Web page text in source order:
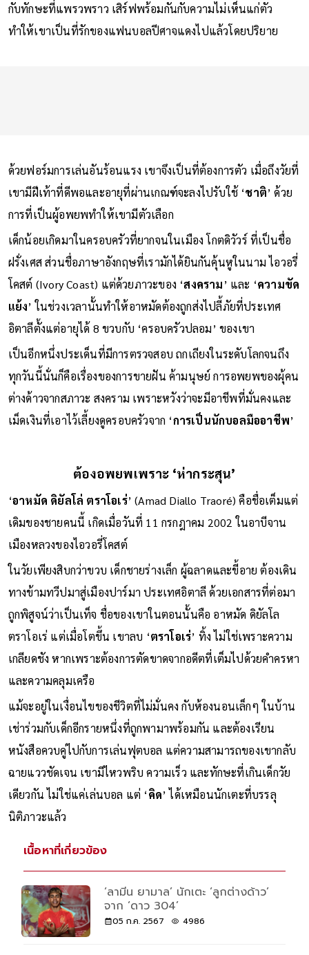
กับทักษะที่แพรวพราว เสิร์ฟพร้อมกันกับความไม่เห็นแก่ตัว
ทำให้เขาเป็นที่รักของแฟนบอลปีศาจแดงไปแล้วโดยปริยาย
ด้วยฟอร์มการเล่นอันร้อนแรง เขาจึงเป็นที่ต้องการตัว เมื่อถึงวัยที่
เขามีฝีเท้าที่ดีพอและอายุที่ผ่านเกณฑ์จะลงไปรับใช้ ‘ชาติ’ ด้วย
การที่เป็นผู้อพยพทำให้เขามีตัวเลือก
เด็กน้อยเกิดมาในครอบครัวที่ยากจนในเมือง โกตดิวัวร์ ที่เป็นชื่อ
ฝรั่งเศส ส่วนชื่อภาษาอังกฤษที่เรามักได้ยินกันคุ้นหูในนาม ไอวอรี่
โคสต์ (Ivory Coast) แต่ด้วยภาวะของ ‘สงคราม’ และ ‘ความขัด
แย้ง’ ในช่วงเวลานั้นทำให้อาหมัดต้องถูกส่งไปลี้ภัยที่ประเทศ
อิตาลีตั้งแต่อายุได้ 8 ขวบกับ ‘ครอบครัวปลอม’ ของเขา
เป็นอีกหนึ่งประเด็นที่มีการตรวจสอบ ถกเถียงในระดับโลกจนถึง
ทุกวันนี้นั่นก็คือเรื่องของการขายฝัน ค้ามนุษย์ การอพยพของผุ้คน
ต่างด้าวจากสภาวะ สงคราม เพราะหวังว่าจะมีอาชีพที่มั่นคงและ
เม็ดเงินที่เอาไว้เลี้ยงดูครอบครัวจาก ‘การเป็นนักบอลมืออาชีพ’
ต้องอพยพเพราะ ‘ห่ากระสุน’
‘อาหมัด ดิยัลโล่ ตราโอเร่’ (Amad Diallo Traoré) คือชื่อเต็มแต่
เดิมของชายคนนี้ เกิดเมื่อวันที่ 11 กรกฎาคม 2002 ในอาบีจาน
เมืองหลวงของไอวอรี่โคสต์
ในวัยเพียงสิบกว่าขวบ เด็กชายร่างเล็ก ผู้ฉลาดและขี้อาย ต้องเดิน
ทางข้ามทวีปมาสู่เมืองปาร์มา ประเทศอิตาลี ด้วยเอกสารที่ต่อมา
ถูกพิสูจน์ว่าเป็นเท็จ ชื่อของเขาในตอนนั้นคือ อาหมัด ดิยัลโล
ตราโอเร่ แต่เมื่อโตขึ้น เขาลบ ‘ตราโอเร่’ ทิ้ง ไม่ใช่เพราะความ
เกลียดชัง หากเพราะต้องการตัดขาดจากอดีตที่เต็มไปด้วยคำครหา
และความคลุมเครือ
แม้จะอยู่ในเงื่อนไขของชีวิตที่ไม่มั่นคง กับห้องนอนเล็กๆ ในบ้าน
เช่าร่วมกับเด็กอีกรายหนึ่งที่ถูกพามาพร้อมกัน และต้องเรียน
หนังสือควบคู่ไปกับการเล่นฟุตบอล แต่ความสามารถของเขากลับ
ฉายแววชัดเจน เขามีไหวพริบ ความเร็ว และทักษะที่เกินเด็กวัย
เดียวกัน ไม่ใช่แค่เล่นบอล แต่ ‘คิด’ ได้เหมือนนักเตะที่บรรลุ
นิติภาวะแล้ว
เนื้อหาที่เกี่ยวข้อง
‘ลามีน ยามาล’ นักเตะ ‘ลูกต่างด้าว’
จาก ‘ดาว 304’
05 ก.ค. 2567 4986